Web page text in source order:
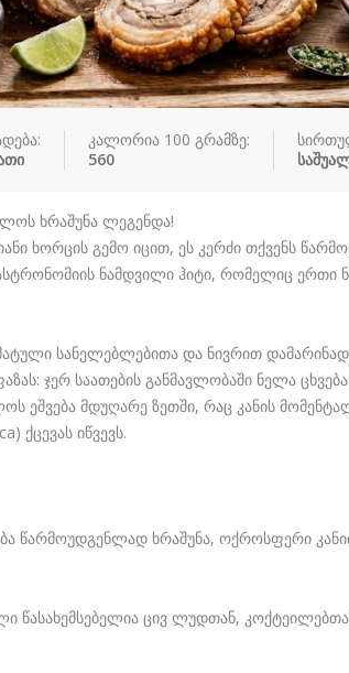
კალორია 100 გრამზე:
560
ხრაშუნა ლეგენდა!
ხორცის გემო იცით, ეს კერძი თქვენს
ნამდვილი ჰიტი, რომელიც ერთი
სანელებლებითა და ნივრით
ჯერ საათების განმავლობაში ნელა
ეშვება მდუღარე ზეთში, რაც კანის
ქცევას იწვევს.
წარმოუდგენლად ხრაშუნა, ოქროსფერი
წასახემსებელია ცივ ლუდთან,